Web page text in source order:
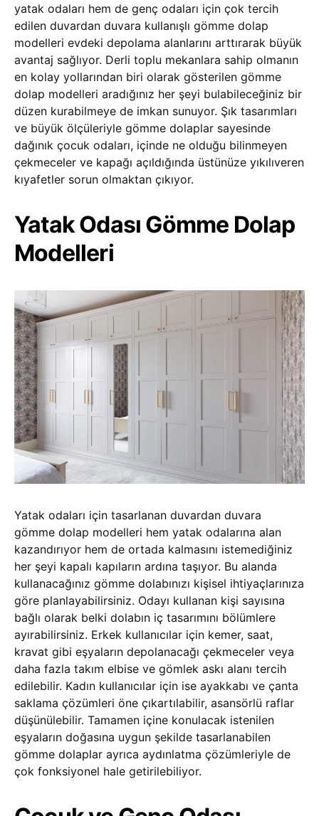
yatak odaları hem de genç odaları için çok tercih
edilen duvardan duvara kullanışlı gömme dolap
modelleri evdeki depolama alanlarını arttırarak büyük
avantaj sağlıyor. Derli toplu mekanlara sahip olmanın
en kolay yollarından biri olarak gösterilen gömme
dolap modelleri aradığınız her şeyi bulabileceğiniz bir
düzen kurabilmeye de imkan sunuyor. Şık tasarımları
ve büyük ölçüleriyle gömme dolaplar sayesinde
dağınık çocuk odaları, içinde ne olduğu bilinmeyen
çekmeceler ve kapağı açıldığında üstünüze yıkılıveren
kıyafetler sorun olmaktan çıkıyor.
Yatak Odası Gömme Dolap
Modelleri
Yatak odaları için tasarlanan duvardan duvara
gömme dolap modelleri hem yatak odalarına alan
kazandırıyor hem de ortada kalmasını istemediğiniz
her şeyi kapalı kapıların ardına taşıyor. Bu alanda
kullanacağınız gömme dolabınızı kişisel ihtiyaçlarınıza
göre planlayabilirsiniz. Odayı kullanan kişi sayısına
bağlı olarak belki dolabın iç tasarımını bölümlere
ayırabilirsiniz. Erkek kullanıcılar için kemer, saat,
kravat gibi eşyaların depolanacağı çekmeceler veya
daha fazla takım elbise ve gömlek askı alanı tercih
edilebilir. Kadın kullanıcılar için ise ayakkabı ve çanta
saklama çözümleri öne çıkartılabilir, asansörlü raflar
düşünülebilir. Tamamen içine konulacak istenilen
eşyaların doğasına uygun şekilde tasarlanabilen
gömme dolaplar ayrıca aydınlatma çözümleriyle de
çok fonksiyonel hale getirilebiliyor.